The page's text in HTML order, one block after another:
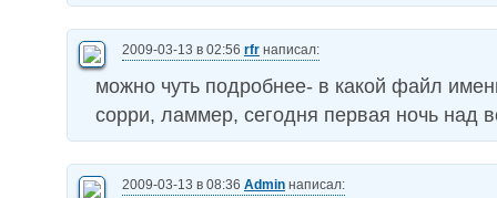
2009-03-13 в 02:56 rfr написал:
можно чуть подробнее- в какой файл
сорри, ламмер, сегодня первая ночь над
2009-03-13 в 08:36 Admin написал: